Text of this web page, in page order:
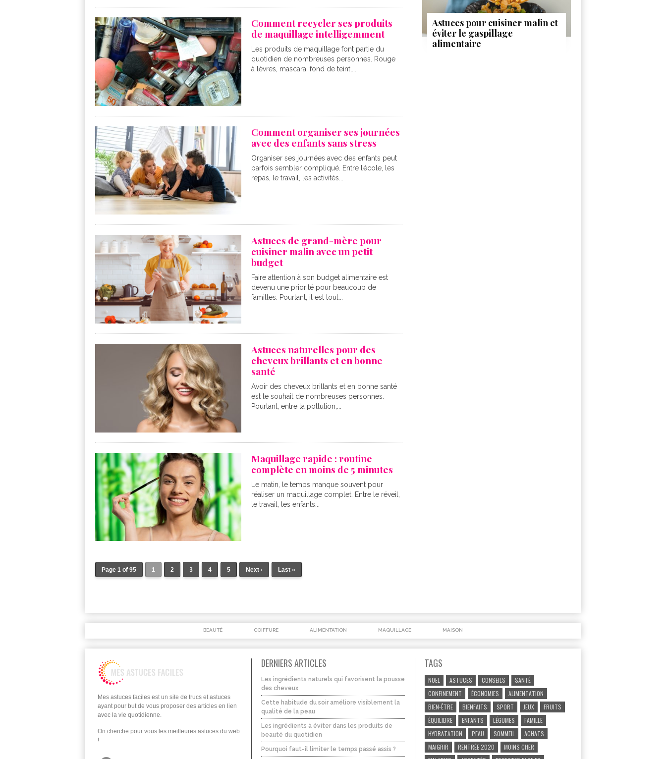
Comment recycler ses produits
de maquillage intelligemment
Les produits de maquillage font partie du
quotidien de nombreuses personnes. Rouge
à lèvres, mascara, fond de teint,...
Comment organiser ses journées
avec des enfants sans stress
Organiser ses journées avec des enfants peut
parfois sembler compliqué. Entre l’école, les
repas, le travail, les activités...
Astuces de grand-mère pour
cuisiner malin avec un petit
budget
Faire attention à son budget alimentaire est
devenu une priorité pour beaucoup de
familles. Pourtant, il est tout...
Astuces naturelles pour des
cheveux brillants et en bonne
santé
Avoir des cheveux brillants et en bonne santé
est le souhait de nombreuses personnes.
Pourtant, entre la pollution,...
Maquillage rapide : routine
complète en moins de 5 minutes
Le matin, le temps manque souvent pour
réaliser un maquillage complet. Entre le réveil,
le travail, les enfants...
Page 1 of 95 1 2 3 4 5 Next › Last »
Astuces pour cuisiner malin et
éviter le gaspillage
alimentaire
BEAUTÉ COIFFURE ALIMENTATION MAQUILLAGE MAISON
Mes astuces faciles est un site de trucs et astuces
ayant pour but de vous proposer des articles en lien
avec la vie quotidienne.
On cherche pour vous les meilleures astuces du web
!
DERNIERS ARTICLES
Les ingrédients naturels qui favorisent la pousse
des cheveux
Cette habitude du soir améliore visiblement la
qualité de la peau
Les ingrédients à éviter dans les produits de
beauté du quotidien
Pourquoi faut-il limiter le temps passé assis ?
TAGS
NOËL ASTUCES CONSEILS
SANTÉ
CONFINEMENT
ÉCONOMIES
ALIMENTATION
BIEN-ÊTRE
BIENFAITS SPORT JEUX
FRUITS
ÉQUILIBRE
ENFANTS LÉGUMES
FAMILLE
HYDRATATION
PEAU SOMMEIL
ACHATS
MAIGRIR
RENTRÉE 2020
MOINS CHER